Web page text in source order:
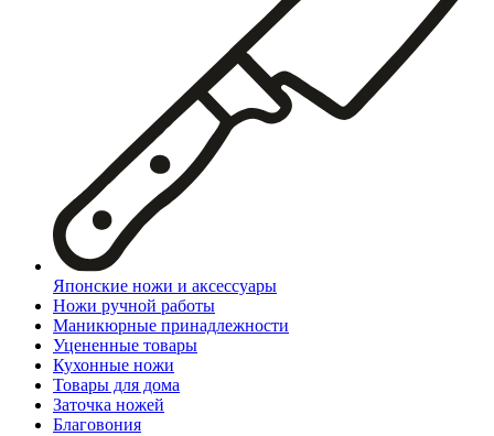
Японские ножи и аксессуары
Ножи ручной работы
Маникюрные принадлежности
Уцененные товары
Кухонные ножи
Товары для дома
Заточка ножей
Благовония